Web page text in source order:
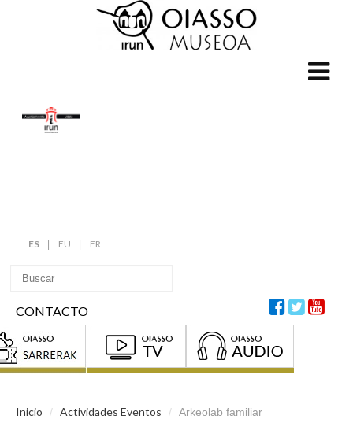
ES EU FR
CONTACTO
Inicio / Actividades Eventos / Arkeolab familiar